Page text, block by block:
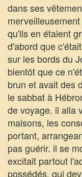
dans ses
qu'ils en étaient
d'abord que
sur les bords du
bientôt que ce
brun et avait des
le sabbat à
de voyage. il alla
maisons, les
portant,
pas guérir. il se
excitait partout
possédés, qui